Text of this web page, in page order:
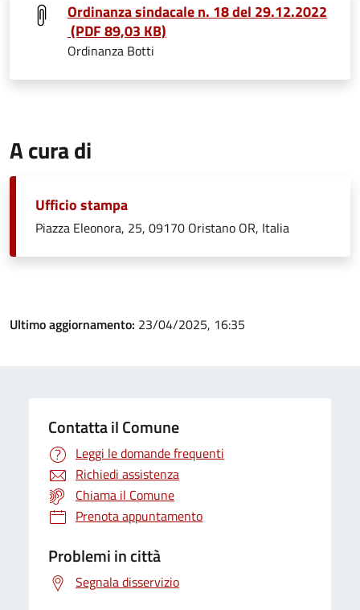
Ordinanza sindacale n. 18 del 29.12.2022
(PDF 89,03 KB)
Ordinanza Botti
A cura di
Ufficio stampa
Piazza Eleonora, 25, 09170 Oristano OR, Italia
Ultimo aggiornamento: 23/04/2025, 16:35
Contatta il Comune
Leggi le domande frequenti
Richiedi assistenza
Chiama il Comune
Prenota appuntamento
Problemi in città
Segnala disservizio